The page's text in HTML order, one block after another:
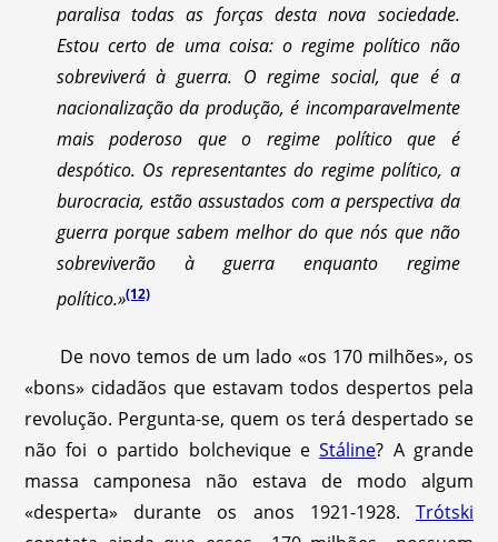
paralisa todas as forças desta nova sociedade.
Estou certo de uma coisa: o regime político não
sobreviverá à guerra. O regime social, que é a
nacionalização da produção, é incomparavelmente
mais poderoso que o regime político que é
despótico. Os representantes do regime político, a
burocracia, estão assustados com a perspectiva da
guerra porque sabem melhor do que nós que não
sobreviverão à guerra enquanto regime
político.»(12)
De novo temos de um lado «os 170 milhões», os
«bons» cidadãos que estavam todos despertos pela
revolução. Pergunta-se, quem os terá despertado se
não foi o partido bolchevique eStáline? A grande
massa camponesa não estava de modo algum
«desperta» durante os anos 1921-1928. Trótski